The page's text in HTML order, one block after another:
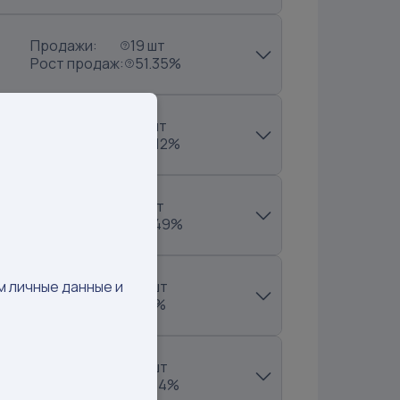
Продажи:
19 шт
Рост продаж:
51.35%
30 шт
44.12%
81 шт
14.49%
Продажи:
98 шт
121%
76 шт
57.14%
личные данные и